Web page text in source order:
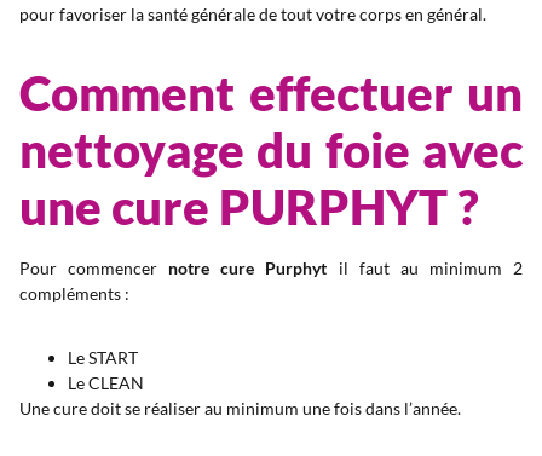
pour favoriser la santé générale de tout votre corps en général.
Comment effectuer un
nettoyage du foie avec
une cure PURPHYT ?
Pour commencer notre cure Purphyt il faut au minimum 2
compléments :
Le START
Le CLEAN
Une cure doit se réaliser au minimum une fois dans l’année.